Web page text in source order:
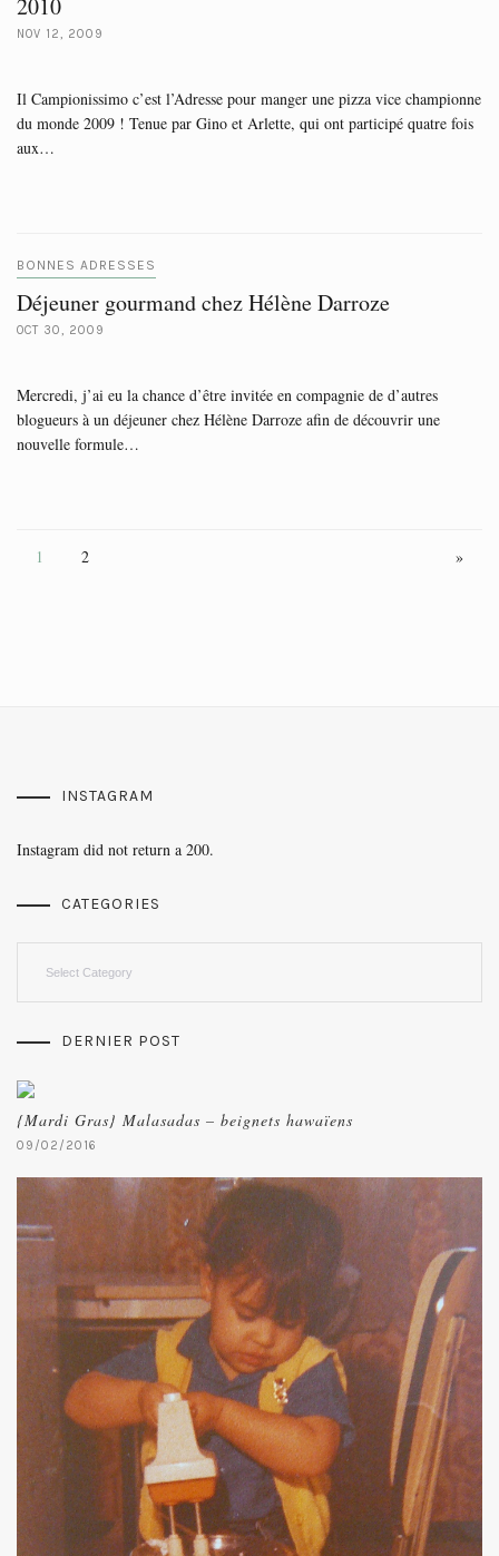
2010
NOV 12, 2009
Il Campionissimo c’est l’Adresse pour manger une pizza vice championne
du monde 2009 ! Tenue par Gino et Arlette, qui ont participé quatre fois
aux…
BONNES ADRESSES
Déjeuner gourmand chez Hélène Darroze
OCT 30, 2009
Mercredi, j’ai eu la chance d’être invitée en compagnie de d’autres
blogueurs à un déjeuner chez Hélène Darroze afin de découvrir une
nouvelle formule…
1 2 »
INSTAGRAM
Instagram did not return a 200.
CATEGORIES
DERNIER POST
{Mardi Gras} Malasadas – beignets hawaïens
09/02/2016